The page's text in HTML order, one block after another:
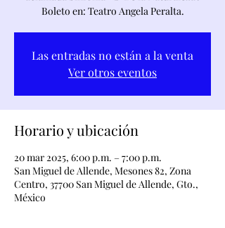
Boleto en: Teatro Angela Peralta.
Las entradas no están a la venta
Ver otros eventos
Horario y ubicación
20 mar 2025, 6:00 p.m. – 7:00 p.m.
San Miguel de Allende, Mesones 82, Zona
Centro, 37700 San Miguel de Allende, Gto.,
México